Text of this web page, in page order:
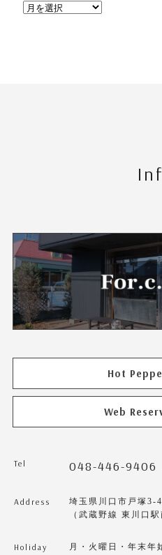
Hot
Web
Tel 048-446-9406
Address
埼玉県川口市戸塚3-
（武蔵野線 東川口
Holiday 月・火曜日・年末年